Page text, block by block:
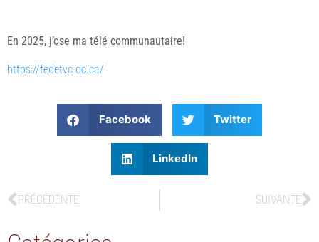
En 2025, j’ose ma télé communautaire!
https://fedetvc.qc.ca/
Facebook Twitter
LinkedIn
PRÉCÉDENTE SUIVANTE